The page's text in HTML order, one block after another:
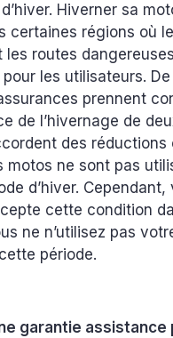
Hiverner sa
certaines régions où
les routes
les utilisateurs. De
prennent
de l’hivernage de
des réductions
motos ne sont pas
d’hiver. Cependant,
cette condition
ne n’utilisez pas
période.
garantie assistance